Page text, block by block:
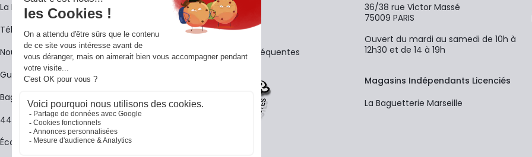
La BagShow
​Télécharger le catalogue
Nous contacter
Guides La Baguetterie
Baguetterie Shop Online
44 ans de rencontres
Écoles
Garantie 3 ans
CGV
FAQ - Questions Fréquentes
36/38 rue Victor Massé
75009 PARIS
Ouvert du mardi au samedi de 10h à
12h30 et de 14 à 19h
Magasins Indépendants Licenciés
La Baguetterie Marseille